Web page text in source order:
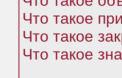
Что такое
Что такое
Что такое